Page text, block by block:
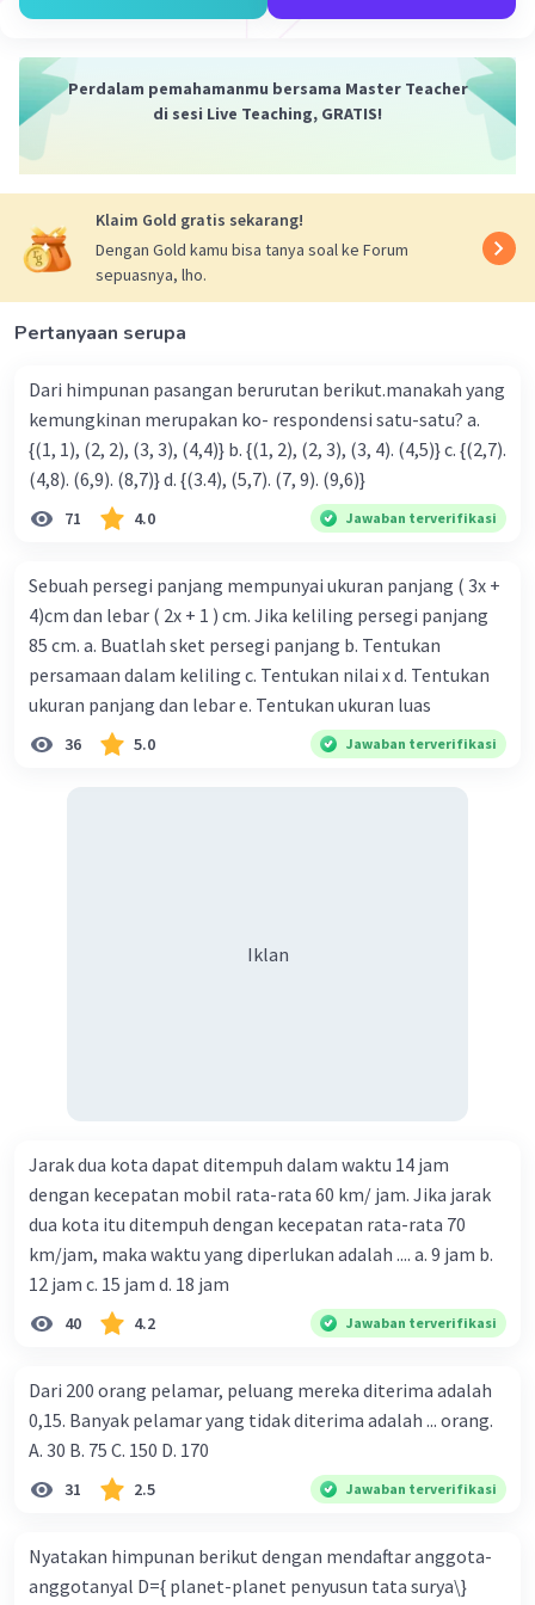
Weber, Emile Durkheim, dan George Simmel
secara keseluruhan. Demikianlah, kaitan antara
revolusi industri dan revolusi Perancis dengan
kelahiran sosiologi, keduanya memberikan peran
latar belakang munculnya ilmu sosiologi.
Beri Rating·1.0
Iklan
Vincent M
Hubungan antara peristiwa Revolusi Prancis dan
Revolusi Industri dengan lahirnya ilmu sosiologi
adalah bahwa kedua revolusi tersebut
memberikan kontribusi penting dalam
mendorong perkembangan dan pertumbuhan
berfokus pada pemahaman masyarakat dan
perubahan sosial. Berikut adalah beberapa cara
bagaimana kedua revolusi tersebut
mempengaruhi lahirnya ilmu sosiologi:
Revolusi Prancis:
Revolusi Prancis yang terjadi pada akhir
seperti Auguste Comte, mulai
bapak sosiologi, mempromosikan konsep
positivisme sosial, yaitu pemahaman
ilmiah tentang masyarakat yang
dipengaruhi oleh metode ilmiah yang
dikembangkan pada saat Revolusi Ilmiah.
Ia menciptakan istilah "sosiologi" untuk
menggambarkan ilmu yang mempelajari
Revolusi Industri:
Revolusi Industri yang dimulai pada akhir
abad ke-18 dan berlanjut ke abad ke-19
sosial di banyak negara. Perubahan ini
termasuk urbanisasi, industrialisasi,
Perdalam pemahamanmu bersama Master Teacher
di sesi Live Teaching, GRATIS!
Klaim Gold gratis sekarang!
Dengan Gold kamu bisa tanya soal ke Forum
sepuasnya, lho.
Pertanyaan serupa
Dari himpunan pasangan berurutan berikut.manakah yang
kemungkinan merupakan ko- respondensi satu-satu? a.
{(1, 1), (2, 2), (3, 3), (4,4)} b. {(1, 2), (2, 3), (3, 4). (4,5)} c. {(2,7).
(4,8). (6,9). (8,7)} d. {(3.4), (5,7). (7, 9). (9,6)}
71 4.0 Jawaban terverifikasi
Sebuah persegi panjang mempunyai ukuran panjang ( 3x +
4)cm dan lebar ( 2x + 1 ) cm. Jika keliling persegi panjang
85 cm. a. Buatlah sket persegi panjang b. Tentukan
persamaan dalam keliling c. Tentukan nilai x d. Tentukan
ukuran panjang dan lebar e. Tentukan ukuran luas
36 5.0 Jawaban terverifikasi
Iklan
Jarak dua kota dapat ditempuh dalam waktu 14 jam
dengan kecepatan mobil rata-rata 60 km/ jam. Jika jarak
dua kota itu ditempuh dengan kecepatan rata-rata 70
km/jam, maka waktu yang diperlukan adalah .... a. 9 jam b.
12 jam c. 15 jam d. 18 jam
40 4.2 Jawaban terverifikasi
Dari 200 orang pelamar, peluang mereka diterima adalah
0,15. Banyak pelamar yang tidak diterima adalah ... orang.
A. 30 B. 75 C. 150 D. 170
31 2.5 Jawaban terverifikasi
Nyatakan himpunan berikut dengan mendaftar anggota-
anggotanyal D={ planet-planet penyusun tata surya\}